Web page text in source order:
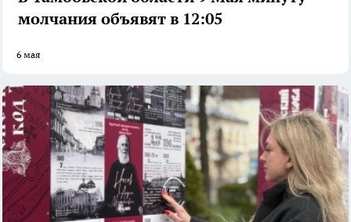
молчания объявят в 12:05
6 мая